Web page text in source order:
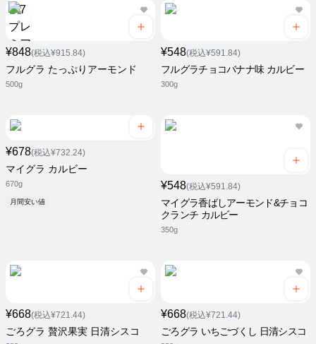
¥848(税込¥915.84)
フルグラ たっぷりアーモンド
500g
¥548(税込¥591.84)
フルグラチョコバナナ味 カルビー
300g
¥678(税込¥732.24)
マイグラ カルビー
670g
月間安い値
¥548(税込¥591.84)
マイグラ香ばしアーモンド&チョコ
クランチ カルビー
350g
¥668(税込¥721.44)
ごろグラ 贅沢果実 日清シスコ
¥668(税込¥721.44)
ごろグラ いちごづくし 日清シスコ